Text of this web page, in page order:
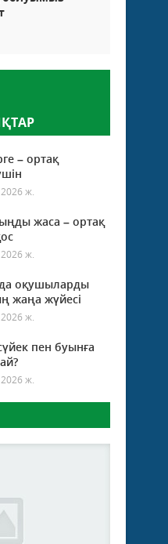
– ортақ
ж.
жаса – ортақ
ж.
оқушыларды
жаңа жүйесі
ж.
пен буынға
ж.